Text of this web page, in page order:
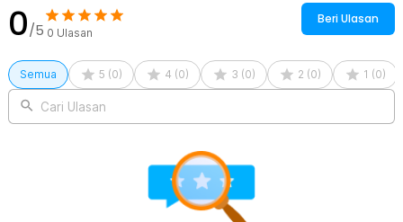
0/5 0 Ulasan
Beri Ulasan
Semua 5 (0) 4 (0) 3 (0) 2 (0) 1 (0)
Cari Ulasan